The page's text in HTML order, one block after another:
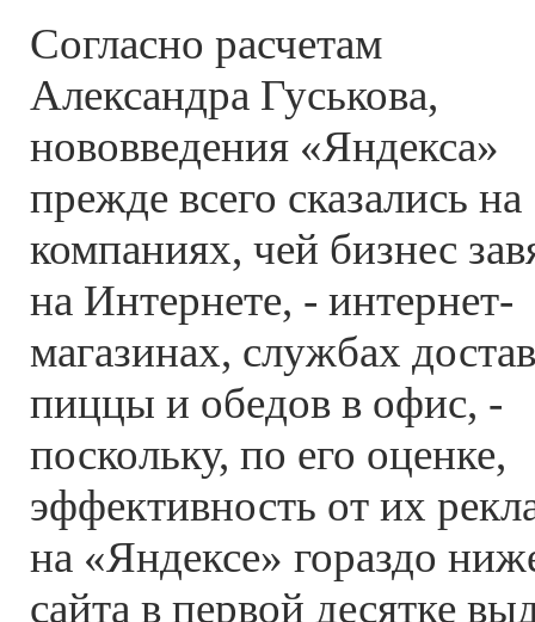
Согласно расчетам
Александра Гуськова,
нововведения «Яндекса»
прежде всего сказались на
компаниях, чей бизнес
на Интернете, - интернет-
магазинах, службах
пиццы и обедов в офис, -
поскольку, по его оценке,
эффективность от их
на «Яндексе» гораздо
сайта в первой десятке